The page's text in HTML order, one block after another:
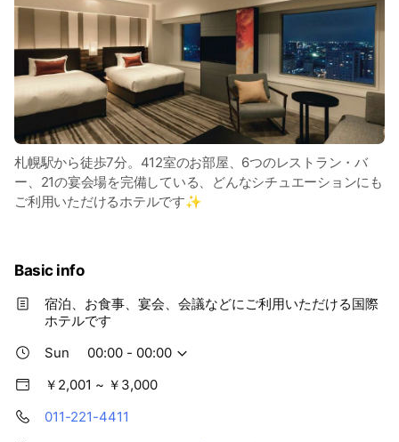
札幌駅から徒歩7分。412室のお部屋、6つのレストラン・バ
ー、21の宴会場を完備している、どんなシチュエーションにも
ご利用いただけるホテルです✨
Basic info
宿泊、お食事、宴会、会議などにご利用いただける国際
ホテルです
Sun
00:00 - 00:00
￥2,001 ~ ￥3,000
011-221-4411